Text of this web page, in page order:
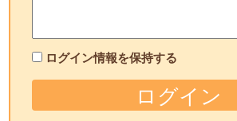
ログイン情報を保持する